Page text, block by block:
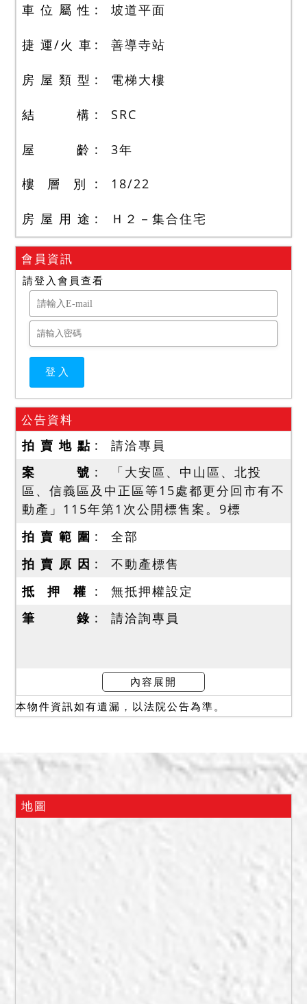
車 位 屬 性 坡道平面
捷 運/火 車 善導寺站
房 屋 類 型 電梯大樓
結 構 SRC
屋 齡 3年
樓 層 別 18/22
房 屋 用 途 Ｈ２－集合住宅
會員資訊
請登入會員查看
公告資料
拍 賣 地 點
請洽專員
案 號
「大安區、中山區、北投
區、信義區及中正區等15處都更分回市有不
動產」115年第1次公開標售案。9標
拍 賣 範 圍
全部
拍 賣 原 因
不動產標售
抵 押 權
無抵押權設定
筆 錄
請洽詢專員
內容展開
本物件資訊如有遺漏，以法院公告為準。
地圖